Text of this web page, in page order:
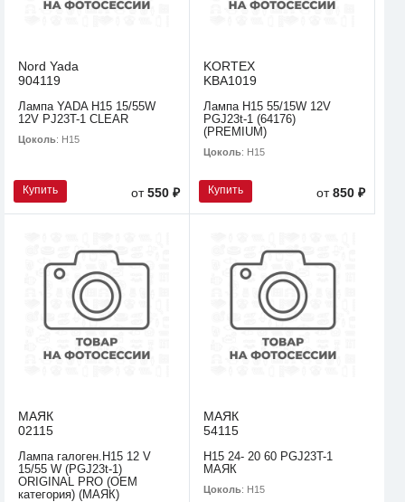
Nord Yada
904119
Лампа YADA H15 15/55W
12V PJ23T-1 CLEAR
Цоколь: H15
Купить от550 ₽
KORTEX
KBA1019
Лампа H15 55/15W 12V
PGJ23t-1 (64176)
(PREMIUM)
Цоколь: H15
Купить от850 ₽
МАЯК
02115
Лампа галоген.H15 12 V
15/55 W (PGJ23t-1)
ORIGINAL PRO (OEM
категория) (МАЯК)
МАЯК
54115
Н15 24- 20 60 PGJ23T-1
МАЯК
Цоколь: H15